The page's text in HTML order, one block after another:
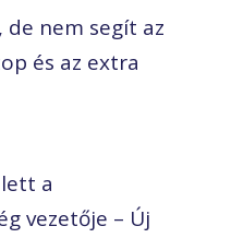
de nem segít az
és az extra
a
vezetője – Új